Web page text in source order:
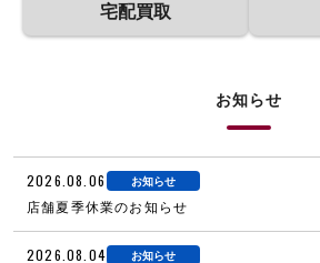
宅配買取
お知らせ
2026.08.06 お知らせ
店舗夏季休業のお知らせ
2026.08.04 お知らせ